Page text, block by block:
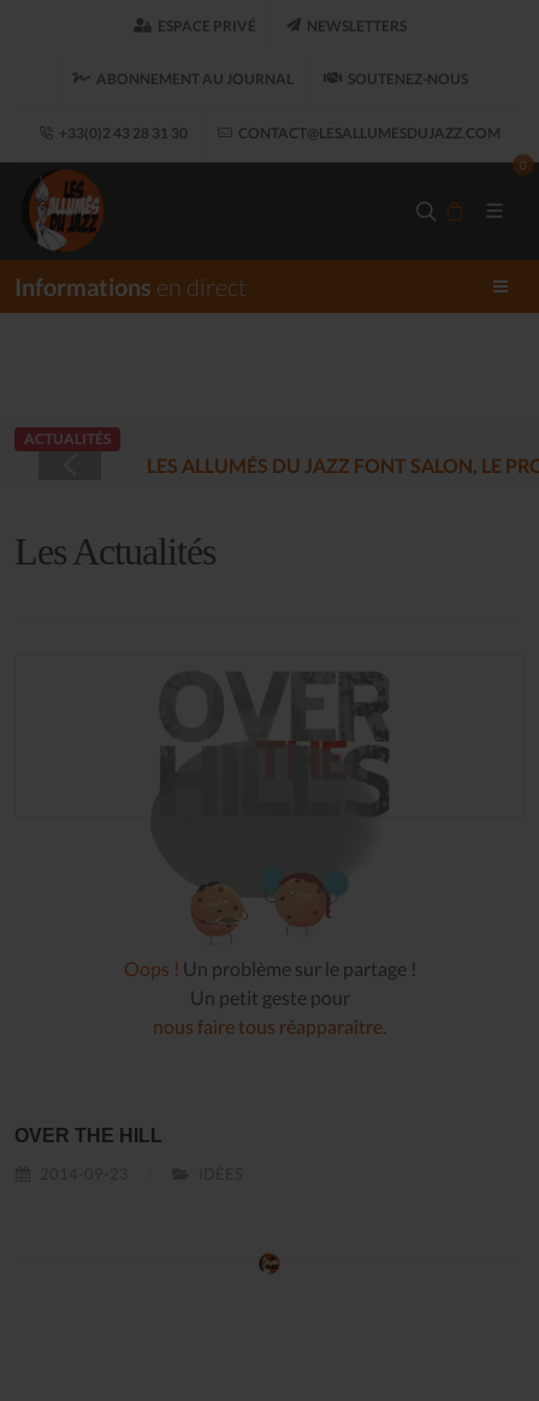
ESPACE PRIVÉ NEWSLETTERS
ABONNEMENT AU JOURNAL SOUTENEZ-NOUS
+33(0)2 43 28 31 30 CONTACT@LESALLUMESDUJAZZ.COM
0
Informations en direct
ACTUALITÉS
LES ALLUMÉS DU JAZZ FONT SALON, LE
Les Actualités
Oops ! Un problème sur le partage !
Un petit geste pour
nous faire tous réapparaître
OVER THE HILL